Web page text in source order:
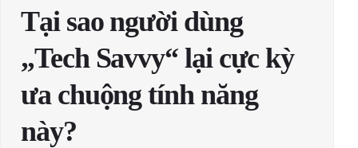
Tại sao người dùng
„Tech Savvy“ lại cực kỳ
ưa chuộng tính năng
này?